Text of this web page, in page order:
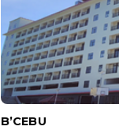
B’CEBU